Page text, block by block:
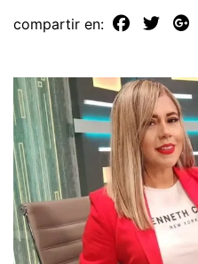
compartir en: